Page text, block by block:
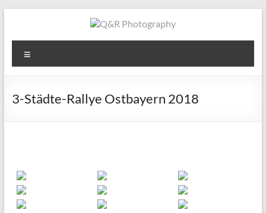
springen
Q&R
Photography
3-Städte-Rallye Ostbayern 2018